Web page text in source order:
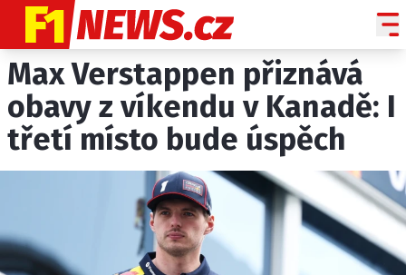
NOVINKY
GRAND PRIX
PADDOCK LINE
HISTORIE GP
PROFILY JEZDCŮ
PROFILY TÝMŮ
Max Verstappen přiznává
obavy z víkendu v Kanadě: I
třetí místo bude úspěch